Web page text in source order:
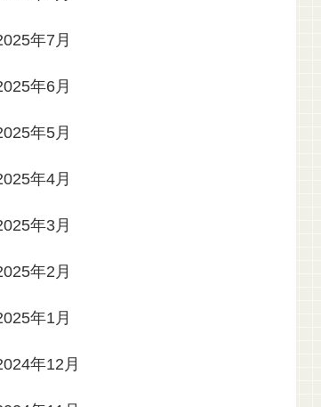
年7月
年6月
年5月
年4月
年3月
年2月
年1月
年12月